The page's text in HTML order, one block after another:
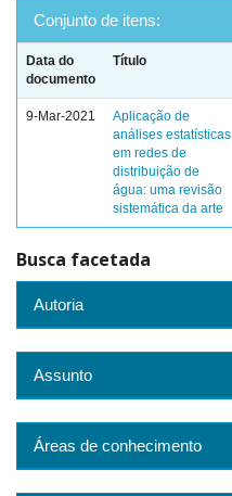
Conjunto de itens:
Data do
documento
Título
9-Mar-2021
Aplicação de
análises estatísticas
em redes de
distribuição de
água: uma revisão
sistemática da arte
Busca facetada
Autoria
Assunto
Áreas de conhecimento